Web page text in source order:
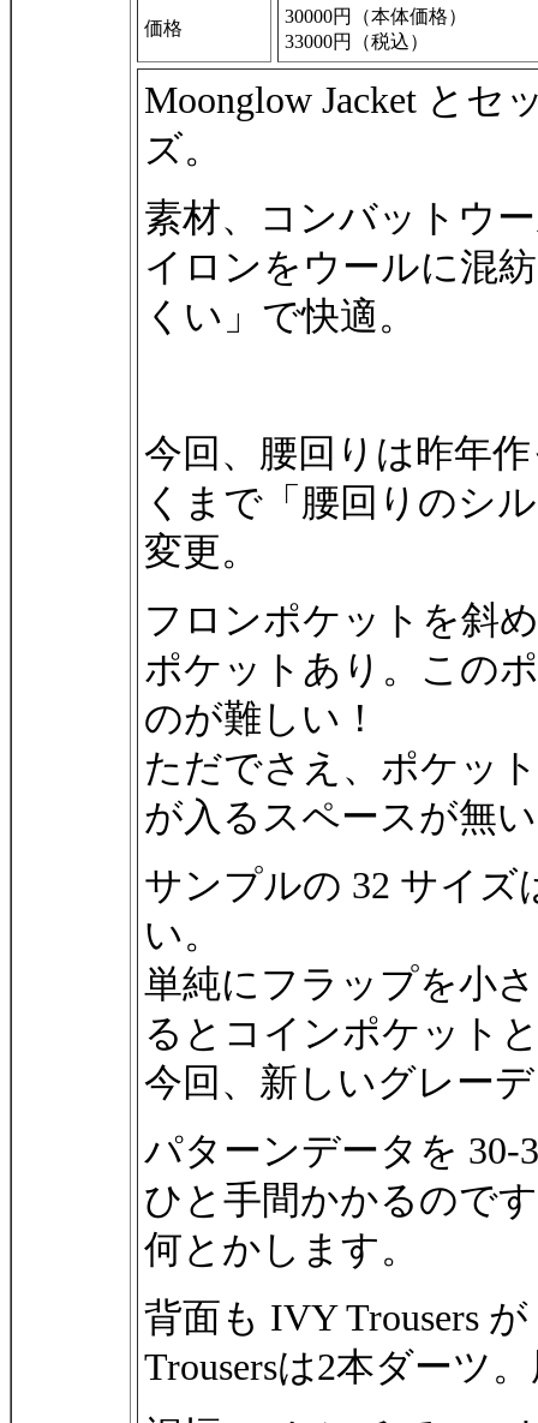
価格
30000円（本体価格）
33000円（税込）
Moonglow Jacket と
ズ。
素材、コンバットウ
イロンをウールに混
くい」で快適。
今回、腰回りは昨年
くまで「腰回りのシ
変更。
フロンポケットを斜
ポケットあり。この
のが難しい！
ただでさえ、ポケッ
が入るスペースが無
サンプルの 32 サイズ
い。
単純にフラップを小
るとコインポケット
今回、新しいグレー
パターンデータを 30-
ひと手間かかるので
何とかします。
背面も IVY Trousers
Trousersは2本ダーツ